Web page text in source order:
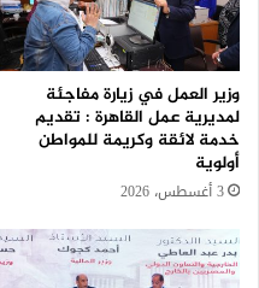
وزير العمل في زيارة مفاجئة
لمديرية عمل القاهرة : تقديم
خدمة لائقة وكريمة للمواطن
أولوية
3 أغسطس، 2026